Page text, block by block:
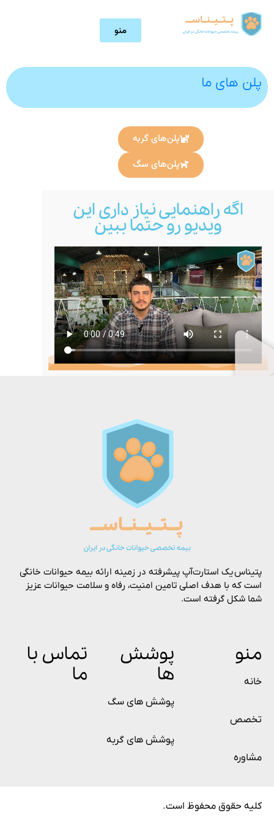
منو
پلن های ما
پلن‌های گربه
پلن‌های سگ
اگه راهنمایی نیاز داری این
ویدیو رو حتما ببین
پتیناس یک استارت‌آپ پیشرفته در زمینه ارائه بیمه حیوانات خانگی
است که با هدف اصلی تامین امنیت، رفاه و سلامت حیوانات عزیز
شما شکل گرفته است.
منو
خانه
تخصص
مشاوره
پوشش
ها
پوشش های سگ
پوشش های گربه
تماس با
ما
کلیه حقوق محفوظ است.